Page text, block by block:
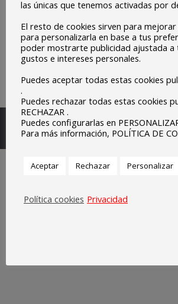
Escuelas Parroquiales Sagrado
Legal
las únicas que tenemos activadas por
El resto de cookies sirven para
para personalizarla en base a tus
poder mostrarte publicidad ajustada a
gustos e intereses personales.
Puedes aceptar todas estas cookies
.
Puedes rechazar todas estas cookies
RECHAZAR .
Puedes configurarlas en
Para más información, POLÍTICA DE
Aceptar Rechazar Personalizar
Política cookies Privacidad